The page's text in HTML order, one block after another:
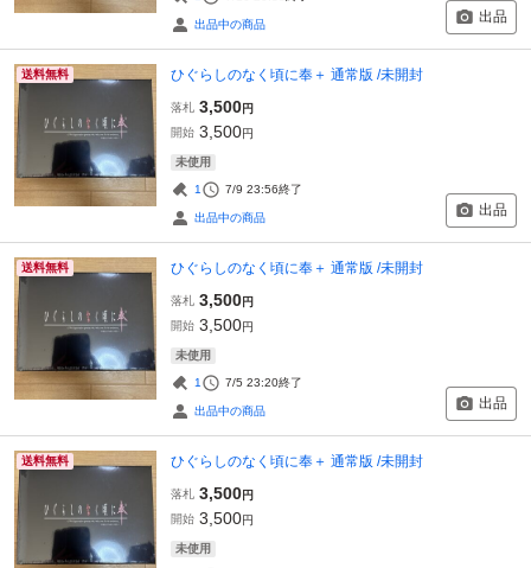
出品中の商品 出品
送料無料 ひぐらしのなく頃に奉＋ 通常版 /未開封
落札 3,500円
開始 3,500円
未使用
1 7/9 23:56終了
出品中の商品 出品
送料無料 ひぐらしのなく頃に奉＋ 通常版 /未開封
落札 3,500円
開始 3,500円
未使用
1 7/5 23:20終了
出品中の商品 出品
送料無料 ひぐらしのなく頃に奉＋ 通常版 /未開封
落札 3,500円
開始 3,500円
未使用